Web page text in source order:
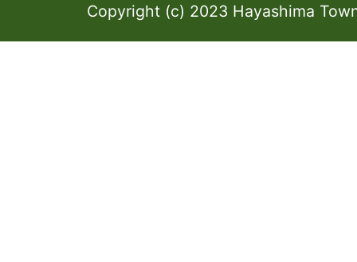
Copyright (c) 2023 Hayashima